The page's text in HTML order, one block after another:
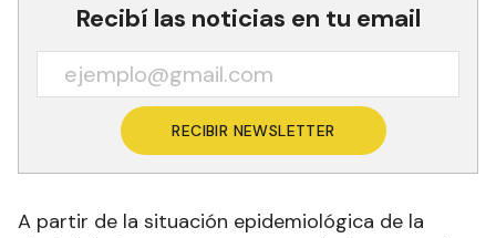
Recibí las noticias en tu email
RECIBIR NEWSLETTER
A partir de la situación epidemiológica de la